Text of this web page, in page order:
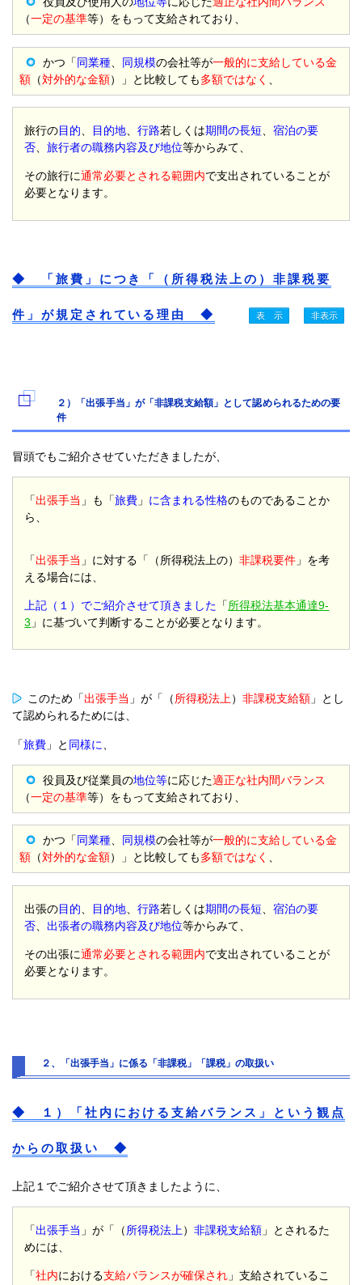
（一定の基準等）をもって支給されており、
かつ「同業種 同規模の会社等が一般的に支給している金
額 （対外的な金額）」と比較しても多額ではなく
旅行の目的 目的地 、行路若しくは期間の長短 、宿泊の要
否 、旅行者の職務内容及び地位等からみて、
その旅行に通常必要とされる範囲内で支出されていることが
必要となります。
◆ 「旅費」につき「（所得税法上の）非課税要
件」が規定されている理由 ◆
２）「出張手当」が「非課税支給額」として認められるための要
件
冒頭でもご紹介させていただきましたが、
「出張手当 」も「旅費 」 に含まれる性格のものであることか
ら、
「出張手当 」に対する「（所得税法上の）非課税要件 」を考
える場合には、
上記（１）でご紹介させて頂きました 「所得税法基本通達9-
3 」に基づいて判断することが必要となります。
このため「出張手当 」が「（所得税法上） 非課税支給額 」とし
て認められるためには、
「旅費 」と 同様に
役員及び従業員の地位等に応じた適正な社内間バランス
（一定の基準等）をもって支給されており、
かつ「同業種、 同規模の会社等が一般的に支給している金
額 （対外的な金額）」と比較しても多額ではなく 、
出張の目的 目的地 、行路若しくは期間の長短 、宿泊の要
否 、出張者の職務内容及び地位等からみて、
その出張に通常必要とされる範囲内で支出されていることが
必要となります。
２、「出張手当」に係る「非課税」「課税」の取扱い
◆ １）「社内における支給バランス」という観点
からの取扱い ◆
上記１でご紹介させて頂きましたように、
「出張手当 」が「（所得税法上）非課税支給額 」とされるた
めには、
「社内における支給バランスが確保され 」支給されているこ